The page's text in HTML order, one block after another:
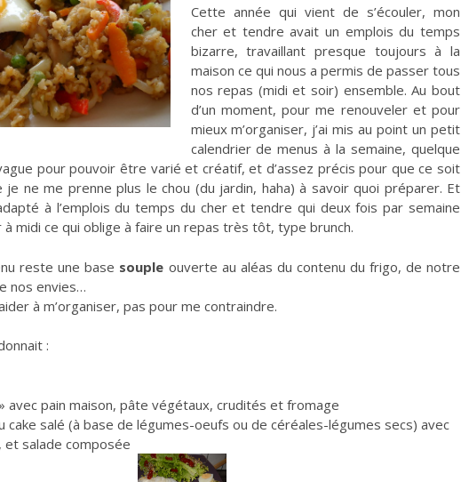
Cette année qui vient de s’écouler, mon
cher et tendre avait un emplois du temps
bizarre, travaillant presque toujours à la
maison ce qui nous a permis de passer tous
nos repas (midi et soir) ensemble. Au bout
d’un moment, pour me renouveler et pour
mieux m’organiser, j’ai mis au point un petit
calendrier de menus à la semaine, quelque
pour pouvoir être varié et créatif, et d’assez précis pour que ce soit
je ne me prenne plus le chou (du jardin, haha) à savoir quoi préparer. Et
à l’emplois du temps du cher et tendre qui deux fois par semaine
midi ce qui oblige à faire un repas très tôt, type brunch.
reste une base souple ouverte au aléas du contenu du frigo, de notre
nos envies…
à m’organiser, pas pour me contraindre.
:
avec pain maison, pâte végétaux, crudités et fromage
cake salé (à base de légumes-oeufs ou de céréales-légumes secs) avec
et salade composée